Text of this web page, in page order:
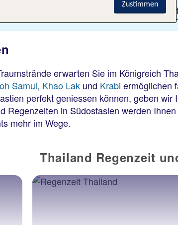
Filter
erwarten Sie im Königreich
Samui, Khao Lak und Krabi ermöglichen
perfekt geniessen können, geben wir
Regenzeiten in Südostasien werden
mehr im Wege.
Thailand Regenzeit
Zustimmen